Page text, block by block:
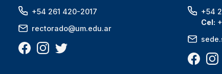
+54 261 420-2017
rectorado@um.edu.ar
+54
Cel: